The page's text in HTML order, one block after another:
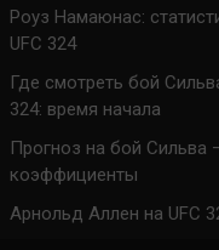
Роуз Намаюнас:
UFC 324
Где смотреть бой
324: время начала
Прогноз на бой Сильва
коэффициенты
Арнольд Аллен на UFC